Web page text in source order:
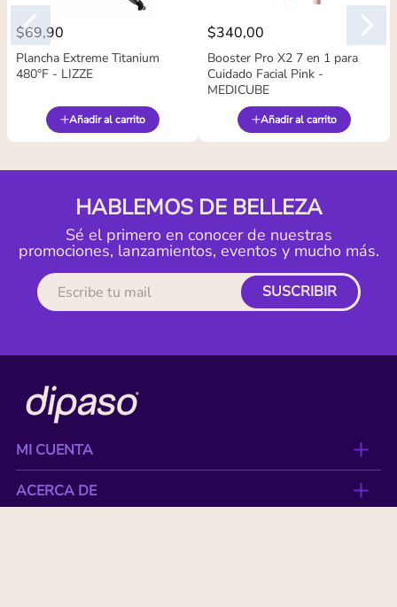
$69,90
Plancha Extreme Titanium
480°F - LIZZE
Añadir al carrito
$340,00
Booster Pro X2 7 en 1 para
Cuidado Facial Pink -
MEDICUBE
Añadir al carrito
HABLEMOS DE BELLEZA
Sé el primero en conocer de nuestras
promociones, lanzamientos, eventos y mucho más.
SUSCRIBIR
MI CUENTA
ACERCA DE